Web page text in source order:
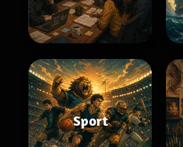
Sport